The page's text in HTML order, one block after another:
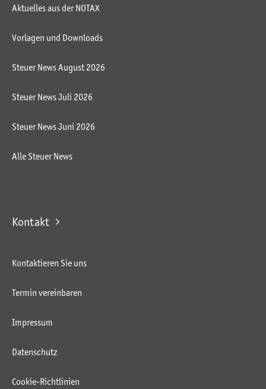
Aktuelles aus der NOTAX
Vorlagen und Downloads
Steuer News August 2026
Steuer News Juli 2026
Steuer News Juni 2026
Alle Steuer News
Kontakt
Kontaktieren Sie uns
Termin vereinbaren
Impressum
Datenschutz
Cookie-Richtlinien